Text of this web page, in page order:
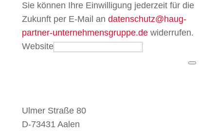
Sie können Ihre Einwilligung jederzeit für die
Zukunft per E-Mail an datenschutz@haug-
partner-unternehmensgruppe.dewiderrufen.
Website
Ulmer Straße 80
D-73431 Aalen